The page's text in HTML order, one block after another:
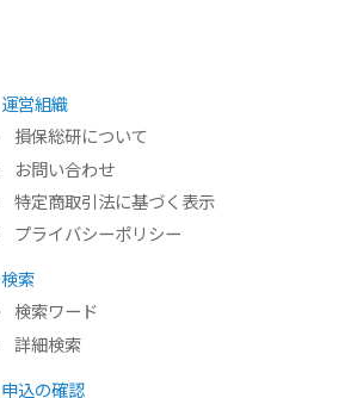
運営組織
損保総研について
お問い合わせ
特定商取引法に基づく表示
プライバシーポリシー
検索
検索ワード
詳細検索
申込の確認